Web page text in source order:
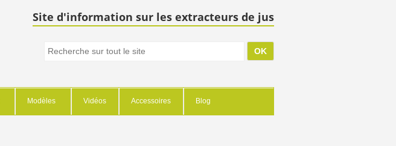
Site d'information sur les extracteurs de jus
Modèles Vidéos Accessoires Blog